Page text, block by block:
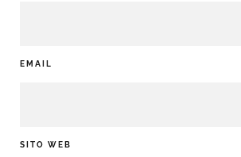
EMAIL
SITO WEB